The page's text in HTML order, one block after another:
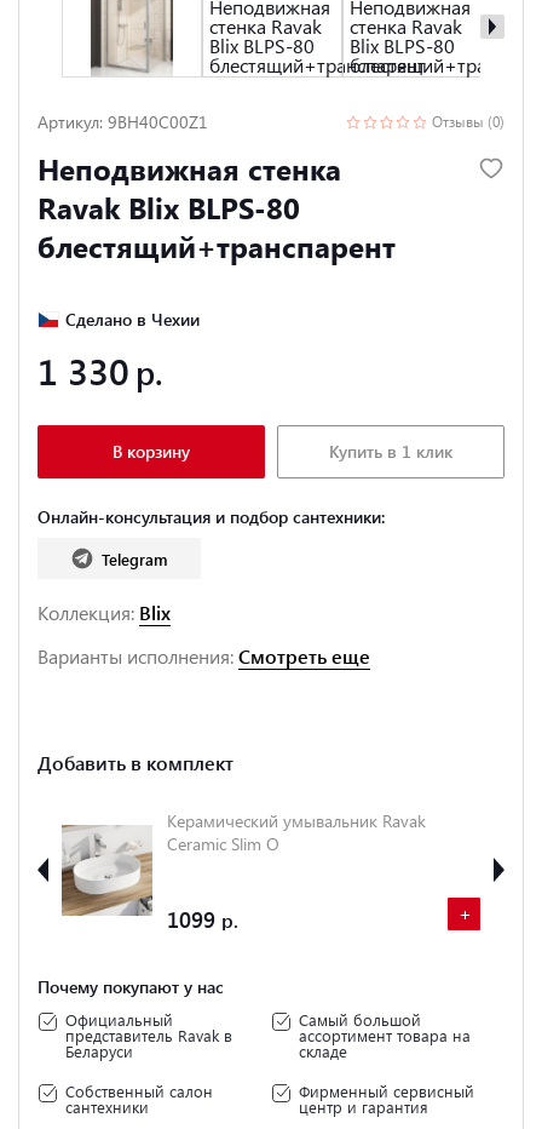
Артикул: 9BH40C00Z1 Отзывы (0)
Неподвижная стенка
Ravak Blix BLPS-80
блестящий+транспарент
Сделано в Чехии
1 330
В корзину Купить в 1 клик
Онлайн-консультация и подбор сантехники:
Telegram
Коллекция: Blix
Варианты исполнения:Смотреть еще
Добавить в комплект
Керамический умывальник Ravak
Ceramic Slim O
1099 +
Почему покупают у нас
Официальный
представитель Ravak в
Беларуси
Самый большой
ассортимент товара на
складе
Собственный салон
сантехники
Фирменный сервисный
центр и гарантия